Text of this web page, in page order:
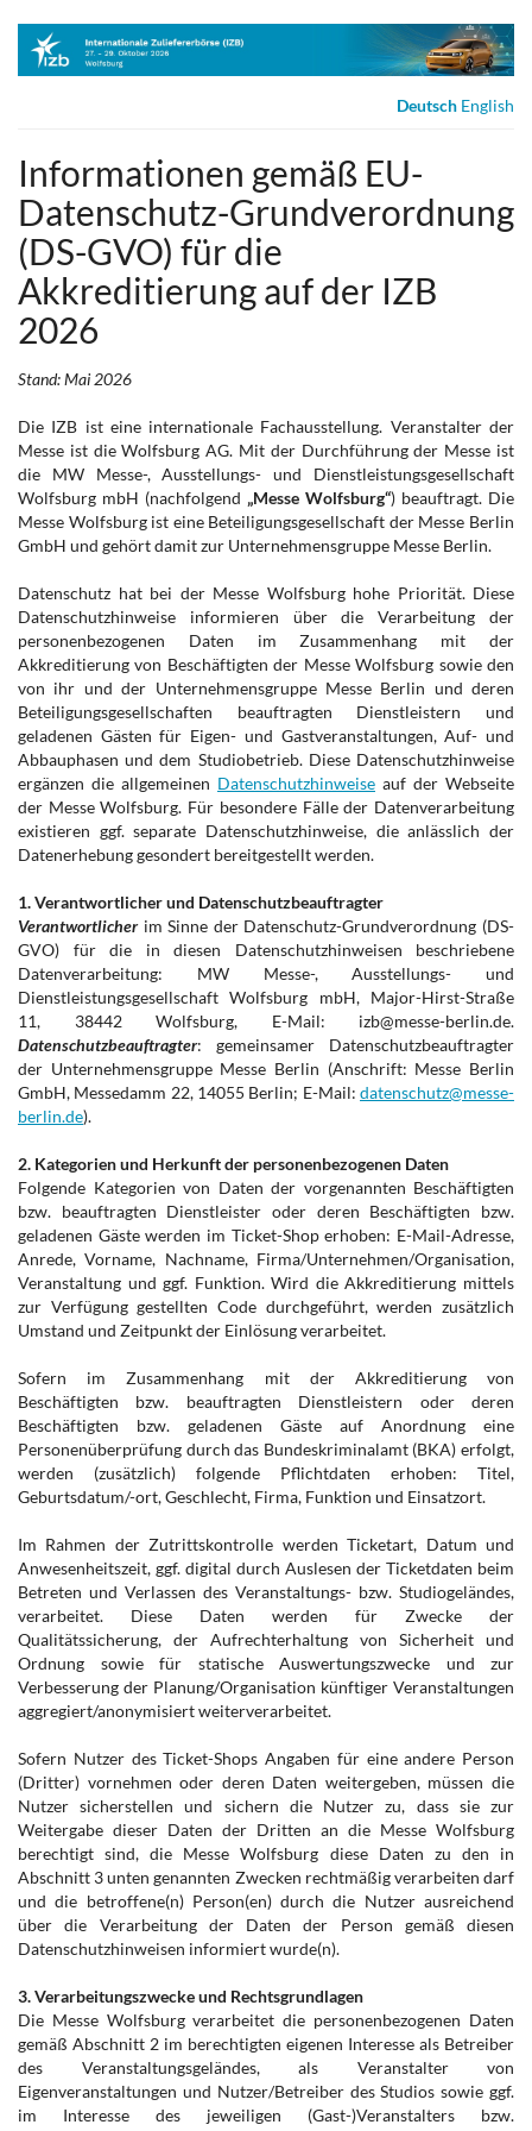
Zum
Haupt-
Inhalt
Deutsch English
Informationen gemäß EU-
Datenschutz-Grundverordnung
(DS-GVO) für die
Akkreditierung auf der IZB
2026
Stand: Mai 2026
Die IZB ist eine internationale Fachausstellung. Veranstalter der
Messe ist die Wolfsburg AG. Mit der Durchführung der Messe ist
die MW Messe-, Ausstellungs- und Dienstleistungsgesellschaft
Wolfsburg mbH (nachfolgend „Messe Wolfsburg“) beauftragt. Die
Messe Wolfsburg ist eine Beteiligungsgesellschaft der Messe Berlin
GmbH und gehört damit zur Unternehmensgruppe Messe Berlin.
Datenschutz hat bei der Messe Wolfsburg hohe Priorität. Diese
Datenschutzhinweise informieren über die Verarbeitung der
personenbezogenen Daten im Zusammenhang mit der
Akkreditierung von Beschäftigten der Messe Wolfsburg sowie den
von ihr und der Unternehmensgruppe Messe Berlin und deren
Beteiligungsgesellschaften beauftragten Dienstleistern und
geladenen Gästen für Eigen- und Gastveranstaltungen, Auf- und
Abbauphasen und dem Studiobetrieb. Diese Datenschutzhinweise
ergänzen die allgemeinen Datenschutzhinweise auf der Webseite
der Messe Wolfsburg. Für besondere Fälle der Datenverarbeitung
existieren ggf. separate Datenschutzhinweise, die anlässlich der
Datenerhebung gesondert bereitgestellt werden.
1. Verantwortlicher und Datenschutzbeauftragter
Verantwortlicherim Sinne der Datenschutz-Grundverordnung (DS-
GVO) für die in diesen Datenschutzhinweisen beschriebene
Datenverarbeitung: MW Messe-, Ausstellungs- und
Dienstleistungsgesellschaft Wolfsburg mbH, Major-Hirst-Straße
11, 38442 Wolfsburg, E-Mail: izb@messe-berlin.de.
Datenschutzbeauftragter: gemeinsamer Datenschutzbeauftragter
der Unternehmensgruppe Messe Berlin (Anschrift: Messe Berlin
GmbH, Messedamm 22, 14055 Berlin; E-Mail: datenschutz@messe-
berlin.de).
2. Kategorien und Herkunft der personenbezogenen Daten
Folgende Kategorien von Daten der vorgenannten Beschäftigten
bzw. beauftragten Dienstleister oder deren Beschäftigten bzw.
geladenen Gäste werden im Ticket-Shop erhoben: E-Mail-Adresse,
Anrede, Vorname, Nachname, Firma/Unternehmen/Organisation,
Veranstaltung und ggf. Funktion. Wird die Akkreditierung mittels
zur Verfügung gestellten Code durchgeführt, werden zusätzlich
Umstand und Zeitpunkt der Einlösung verarbeitet.
Sofern im Zusammenhang mit der Akkreditierung von
Beschäftigten bzw. beauftragten Dienstleistern oder deren
Beschäftigten bzw. geladenen Gäste auf Anordnung eine
Personenüberprüfung durch das Bundeskriminalamt (BKA) erfolgt,
werden (zusätzlich) folgende Pflichtdaten erhoben: Titel,
Geburtsdatum/-ort, Geschlecht, Firma, Funktion und Einsatzort.
Im Rahmen der Zutrittskontrolle werden Ticketart, Datum und
Anwesenheitszeit, ggf. digital durch Auslesen der Ticketdaten beim
Betreten und Verlassen des Veranstaltungs- bzw. Studiogeländes,
verarbeitet. Diese Daten werden für Zwecke der
Qualitätssicherung, der Aufrechterhaltung von Sicherheit und
Ordnung sowie für statische Auswertungszwecke und zur
Verbesserung der Planung/Organisation künftiger Veranstaltungen
aggregiert/anonymisiert weiterverarbeitet.
Sofern Nutzer des Ticket-Shops Angaben für eine andere Person
(Dritter) vornehmen oder deren Daten weitergeben, müssen die
Nutzer sicherstellen und sichern die Nutzer zu, dass sie zur
Weitergabe dieser Daten der Dritten an die Messe Wolfsburg
berechtigt sind, die Messe Wolfsburg diese Daten zu den in
Abschnitt 3 unten genannten Zwecken rechtmäßig verarbeiten darf
und die betroffene(n) Person(en) durch die Nutzer ausreichend
über die Verarbeitung der Daten der Person gemäß diesen
Datenschutzhinweisen informiert wurde(n).
3. Verarbeitungszwecke und Rechtsgrundlagen
Die Messe Wolfsburg verarbeitet die personenbezogenen Daten
gemäß Abschnitt 2 im berechtigten eigenen Interesse als Betreiber
des Veranstaltungsgeländes, als Veranstalter von
Eigenveranstaltungen und Nutzer/Betreiber des Studios sowie ggf.
im Interesse des jeweiligen (Gast-)Veranstalters bzw.